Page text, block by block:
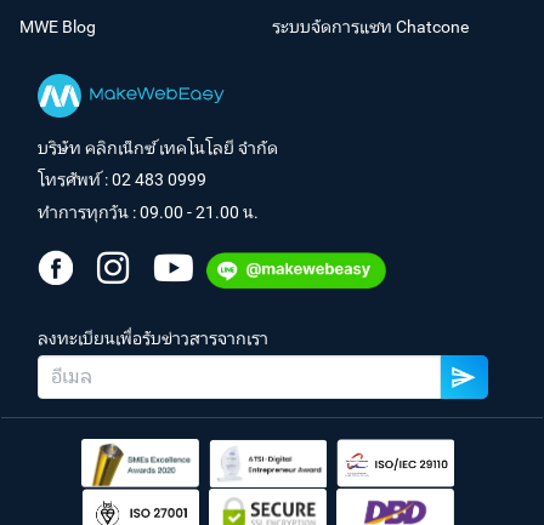
MWE Blog
ระบบจัดการแชท Chatcone
บริษัท คลิกเน็กซ์ เทคโนโลยี จำกัด
โทรศัพท์ :02 483 0999
ทำการทุกวัน : 09.00 - 21.00 น.
ลงทะเบียนเพื่อรับข่าวสารจากเรา